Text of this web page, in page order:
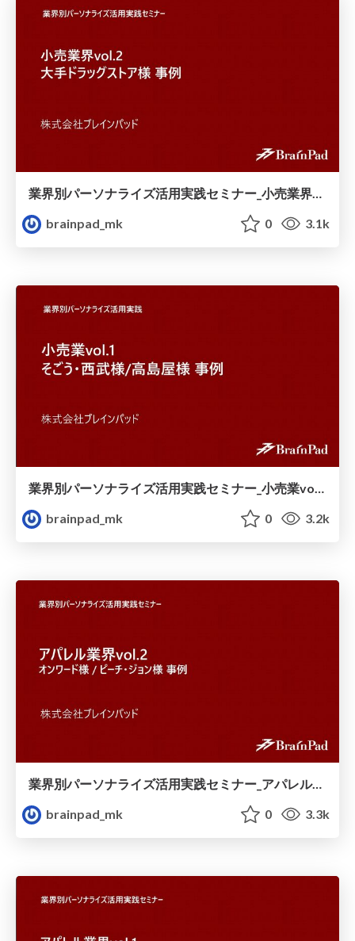
業界別パーソナライズ活用実践セミナー_小売業界vol.2_大手ドラッグストア様事例.pdf
brainpad_mk
0 3.1k
業界別パーソナライズ活用実践セミナー_小売業vol.1_そごう_西武様_高島屋様_事例.pdf
brainpad_mk
0 3.2k
業界別パーソナライズ活用実践セミナー_アパレル業界vol.2_オンワード様__ピーチ_ジョン様_事例.pdf
brainpad_mk
0 3.3k